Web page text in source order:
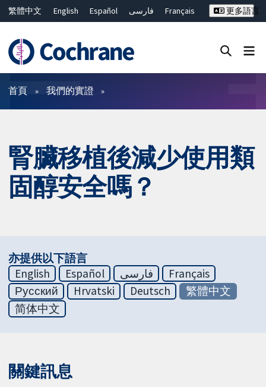
繁體中文 English Español فارسی
Français
ไทย
简体中文
更多語言
篩選條件
首頁 我們的實證
腎臟移植後減少使用類
固醇安全嗎？
亦提供以下語言
English
Español فارسی
Français
Русский
Hrvatski Deutsch
繁體中文
简体中文
關鍵訊息